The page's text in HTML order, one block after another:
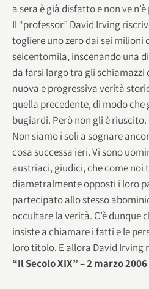
a sera è già disfatto e non ve
Il “professor” David Irving
togliere uno zero dai sei milioni
seicentomila, inscenando una
da farsi largo tra gli schiamazzi
nuova e progressiva verità
quella precedente, di modo che
bugiardi. Però non gli è riuscito.
Non siamo i soli a sognare
cosa successa ieri. Vi sono
austriaci, giudici, che come noi
diametralmente opposti i loro
partecipato allo stesso
occultare la verità. C’è dunque
insiste a chiamare i fatti e le
loro titolo. E allora David Irving
“Il Secolo XIX” – 2 marzo 2006